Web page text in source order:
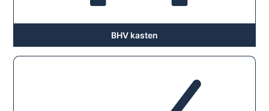
BHV kasten